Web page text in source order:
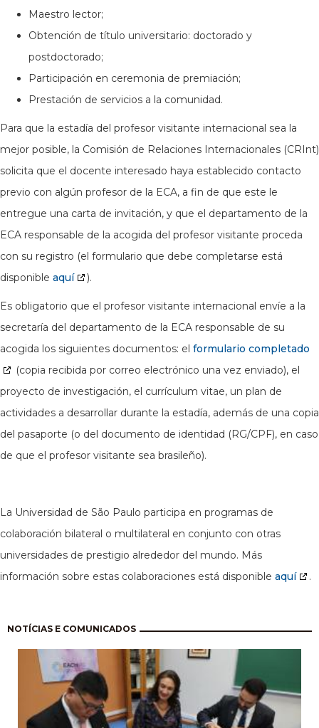
Maestro lector;
Obtención de título universitario: doctorado y
postdoctorado;
Participación en ceremonia de premiación;
Prestación de servicios a la comunidad.
Para que la estadía del profesor visitante internacional sea la
mejor posible, la Comisión de Relaciones Internacionales (CRInt)
solicita que el docente interesado haya establecido contacto
previo con algún profesor de la ECA, a fin de que este le
entregue una carta de invitación, y que el departamento de la
ECA responsable de la acogida del profesor visitante proceda
con su registro (el formulario que debe completarse está
disponible aquí ).
Es obligatorio que el profesor visitante internacional envíe a la
secretaría del departamento de la ECA responsable de su
acogida los siguientes documentos: el formulario completado
(copia recibida por correo electrónico una vez enviado), el
proyecto de investigación, el currículum vitae, un plan de
actividades a desarrollar durante la estadía, además de una copia
del pasaporte (o del documento de identidad (RG/CPF), en caso
de que el profesor visitante sea brasileño).
La Universidad de São Paulo participa en programas de
colaboración bilateral o multilateral en conjunto con otras
universidades de prestigio alrededor del mundo. Más
información sobre estas colaboraciones está disponible aquí .
NOTÍCIAS E COMUNICADOS
Paginación